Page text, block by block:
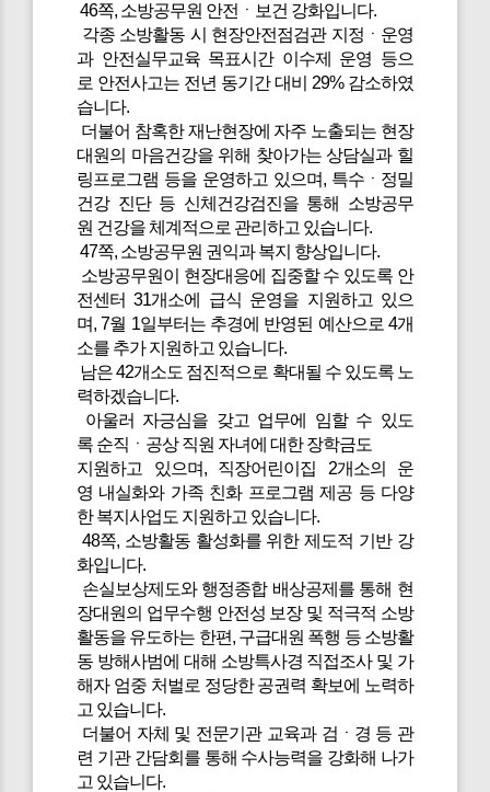
46쪽, 소방공무원 안전ㆍ보건 강화입니다.
각종 소방활동 시 현장안전점검관 지정ㆍ운영
과 안전실무교육 목표시간 이수제 운영 등으
로 안전사고는 전년 동기간 대비 29% 감소하였
습니다.
더불어 참혹한 재난현장에 자주 노출되는 현장
대원의 마음건강을 위해 찾아가는 상담실과 힐
링프로그램 등을 운영하고 있으며, 특수ㆍ정밀
건강 진단 등 신체건강검진을 통해 소방공무
원 건강을 체계적으로 관리하고 있습니다.
47쪽, 소방공무원 권익과 복지 향상입니다.
소방공무원이 현장대응에 집중할 수 있도록 안
전센터 31개소에 급식 운영을 지원하고 있으
며, 7월 1일부터는 추경에 반영된 예산으로 4개
소를 추가 지원하고 있습니다.
남은 42개소도 점진적으로 확대될 수 있도록 노
력하겠습니다.
아울러 자긍심을 갖고 업무에 임할 수 있도
록 순직ㆍ공상 직원 자녀에 대한 장학금도
지원하고 있으며, 직장어린이집 2개소의 운
영 내실화와 가족 친화 프로그램 제공 등 다양
한 복지사업도 지원하고 있습니다.
48쪽, 소방활동 활성화를 위한 제도적 기반 강
화입니다.
손실보상제도와 행정종합 배상공제를 통해 현
장대원의 업무수행 안전성 보장 및 적극적 소방
활동을 유도하는 한편, 구급대원 폭행 등 소방활
동 방해사범에 대해 소방특사경 직접조사 및 가
해자 엄중 처벌로 정당한 공권력 확보에 노력하
고 있습니다.
더불어 자체 및 전문기관 교육과 검ㆍ경 등 관
련 기관 간담회를 통해 수사능력을 강화해 나가
고 있습니다.